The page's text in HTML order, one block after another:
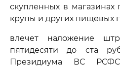
скупленных в магазинах
крупы и других пищевых
влечет наложение
пятидесяти до ста
Президиума ВС